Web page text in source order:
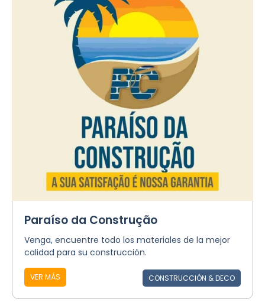
Paraíso da Construção
Venga, encuentre todo los materiales de la mejor
calidad para su construcción.
VER MÁS CONSTRUCCIÓN & DECO